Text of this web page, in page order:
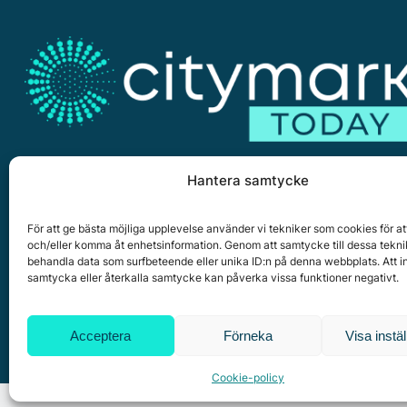
Hantera samtycke
För att ge bästa möjliga upplevelse använder vi tekniker som cookies för
och/eller komma åt enhetsinformation. Genom att samtycke till dessa
behandla data som surfbeteende eller unika ID:n på denna webbplats. Att
samtycka eller återkalla samtycke kan påverka vissa funktioner negativt.
Acceptera Förneka Visa
Cookie-policy
Citymark, Östernäsvägen 1, 827 32 Ljusdal
www.citymark.se, Tel. växel 0651-15050,Policy för
Copyright © 2025 All rights reserved.